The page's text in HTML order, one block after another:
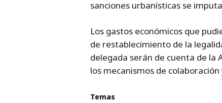
sanciones urbanísticas se
Los gastos económicos que
de restablecimiento de la
delegada serán de cuenta de
los mecanismos de
Temas